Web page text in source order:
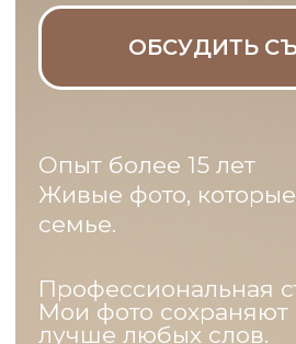
семье.
Профессиональная съемка
Мои фото сохраняют атмосферу
лучше любых слов.
Ваши воспоминания останутся
навсегда.